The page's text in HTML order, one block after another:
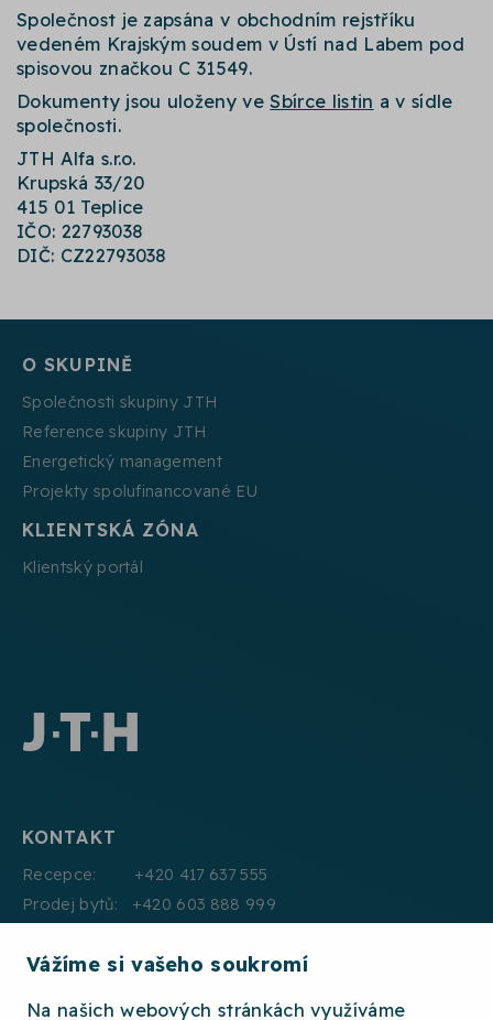
Vážíme si vašeho soukromí
Na našich webových stránkách využíváme
Společnost je zapsána v obchodním rejstříku
vedeném Krajským soudem v Ústí nad Labem pod
spisovou značkou C 31549.
Dokumenty jsou uloženy veSbírce listin a v sídle
společnosti.
JTH Alfa s.r.o.
Krupská 33/20
415 01 Teplice
IČO: 22793038
DIČ: CZ22793038
O SKUPINĚ
Společnosti skupiny JTH
Reference skupiny JTH
Energetický management
Projekty spolufinancované EU
KLIENTSKÁ ZÓNA
Klientský portál
KONTAKT
Recepce: +420 417 637 555
Prodej bytů: +420 603 888 999
E:mail: info@jth.cz